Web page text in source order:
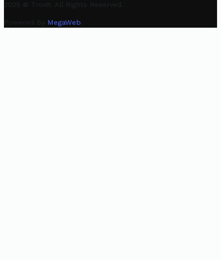
2025 © Trovit. All Rights Reserved.
Powered By MegaWeb